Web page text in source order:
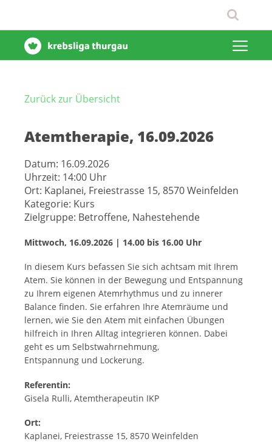
Zurück zur Übersicht
Atemtherapie, 16.09.2026
Datum: 16.09.2026
Uhrzeit: 14:00 Uhr
Ort: Kaplanei, Freiestrasse 15, 8570 Weinfelden
Kategorie: Kurs
Zielgruppe: Betroffene, Nahestehende
Mittwoch, 16.09.2026 | 14.00 bis 16.00 Uhr
In diesem Kurs befassen Sie sich achtsam mit Ihrem
Atem. Sie können in der Bewegung und Entspannung
zu Ihrem eigenen Atemrhythmus und zu innerer
Balance finden. Sie erfahren Ihre Atemräume und
lernen, wie Sie den Atem mit einfachen Übungen
hilfreich in Ihren Alltag integrieren können. Dabei
geht es um Selbstwahrnehmung,
Entspannung und Lockerung.
Referentin:
Gisela Rulli, Atemtherapeutin IKP
Ort:
Kaplanei, Freiestrasse 15, 8570 Weinfelden